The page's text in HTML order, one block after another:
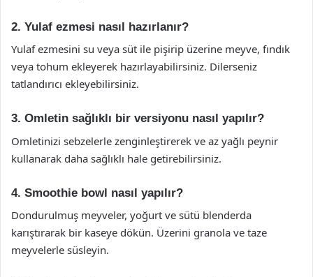
2. Yulaf ezmesi nasıl hazırlanır?
Yulaf ezmesini su veya süt ile pişirip üzerine meyve, fındık
veya tohum ekleyerek hazırlayabilirsiniz. Dilerseniz
tatlandırıcı ekleyebilirsiniz.
3. Omletin sağlıklı bir versiyonu nasıl yapılır?
Omletinizi sebzelerle zenginleştirerek ve az yağlı peynir
kullanarak daha sağlıklı hale getirebilirsiniz.
4. Smoothie bowl nasıl yapılır?
Dondurulmuş meyveler, yoğurt ve sütü blenderda
karıştırarak bir kaseye dökün. Üzerini granola ve taze
meyvelerle süsleyin.